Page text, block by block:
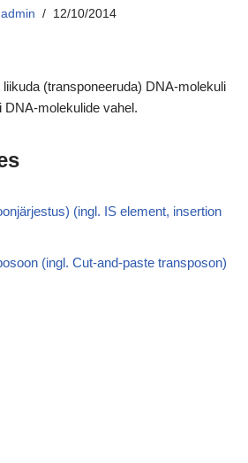
admin 12/10/2014
(transponeeruda) DNA-molekuli
molekulide vahel.
(ingl. IS element, insertion
(ingl. Cut-and-paste transposon)